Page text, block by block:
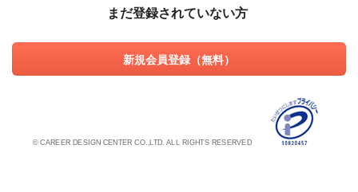
まだ登録されていない方
新規会員登録（無料）
© CAREER DESIGN CENTER CO.,LTD. ALL RIGHTS RESERVED